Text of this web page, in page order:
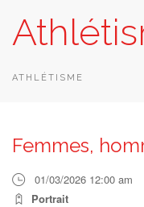
GRILLE DES
EMISSIONS /
SUR LE TERRITOIRE
RECHERCHER
ATHLÉTISME
Femmes,
01/03/2026 12:00 am
Portrait